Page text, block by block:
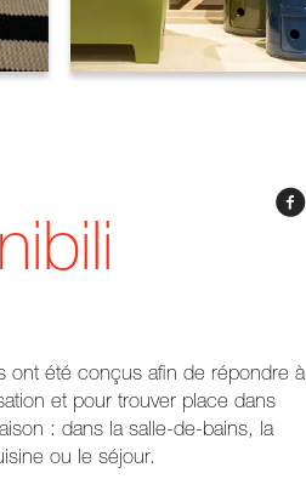
ont été conçus afin de répondre à
et pour trouver place dans
: dans la salle-de-bains, la
ou le séjour.